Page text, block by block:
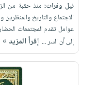
نيل وفرات: منذ حقبة من
الاجتماع والتاريخ
عوامل تقدم المجتمعات
إلى أن السر ... إقرأ المزيد »